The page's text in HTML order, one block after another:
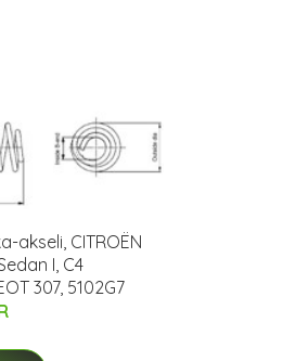
akseli, CITROËN
I, C4
307, 5102G7